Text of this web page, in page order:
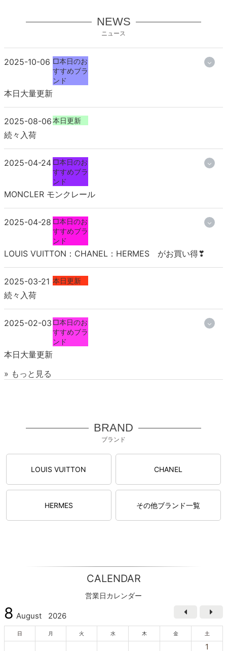
NEWS
ニュース
2025-10-06 □本日のお
すすめブラ
ンド
本日大量更新
2025-08-06本日更新
続々入荷
2025-04-24 □本日のお
すすめブラ
ンド
MONCLER モンクレール
2025-04-28 □本日のお
すすめブラ
ンド
LOUIS VUITTON：CHANEL：HERMES がお買い得❣
2025-03-21 本日更新
続々入荷
2025-02-03 □本日のお
すすめブラ
ンド
本日大量更新
» もっと見る
BRAND
ブランド
LOUIS VUITTON CHANEL
HERMES その他ブランド一覧
CALENDAR
営業日カレンダー
8 August 2026
日 月 火 水 木 金 土
1